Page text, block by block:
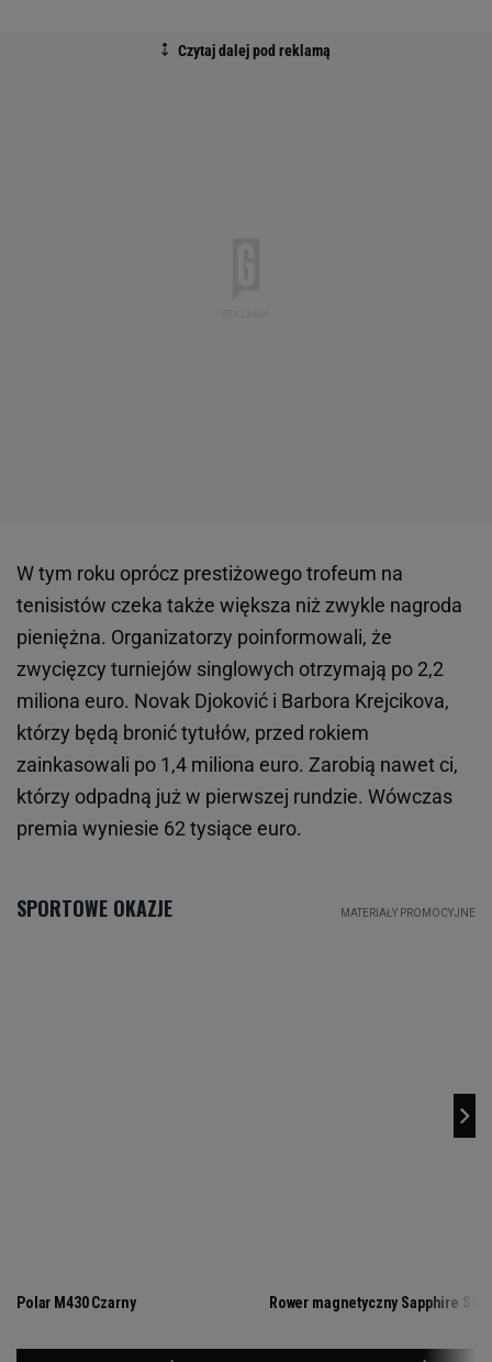
W tym roku oprócz prestiżowego trofeum na
tenisistów czeka także większa niż zwykle nagroda
pieniężna. Organizatorzy poinformowali, że
zwycięzcy turniejów singlowych otrzymają po 2,2
miliona euro. Novak Djoković i Barbora Krejcikova,
którzy będą bronić tytułów, przed rokiem
zainkasowali po 1,4 miliona euro. Zarobią nawet ci,
którzy odpadną już w pierwszej rundzie. Wówczas
premia wyniesie 62 tysiące euro.